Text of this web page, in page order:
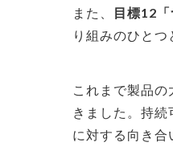
また、
目標12「
り組みのひとつ
これまで製品
きました。持
に対する向き合